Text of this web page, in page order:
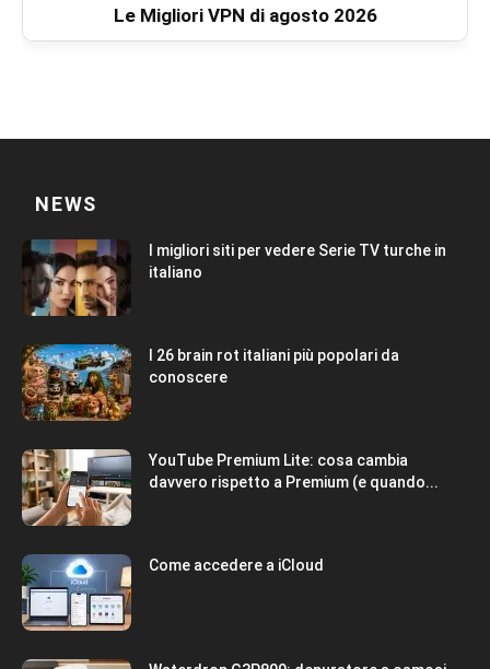
Le Migliori VPN di agosto 2026
NEWS
I migliori siti per vedere Serie TV turche in
italiano
I 26 brain rot italiani più popolari da
conoscere
YouTube Premium Lite: cosa cambia
davvero rispetto a Premium (e quando...
Come accedere a iCloud